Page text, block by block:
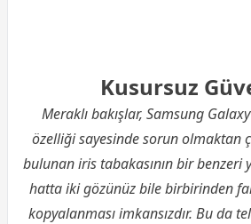
Kusursuz
Meraklı bakışlar, Samsung
özelliği sayesinde sorun olmaktan
bulunan iris tabakasının bir benzeri
hatta iki gözünüz bile birbirinden
kopyalanması imkansızdır. Bu da